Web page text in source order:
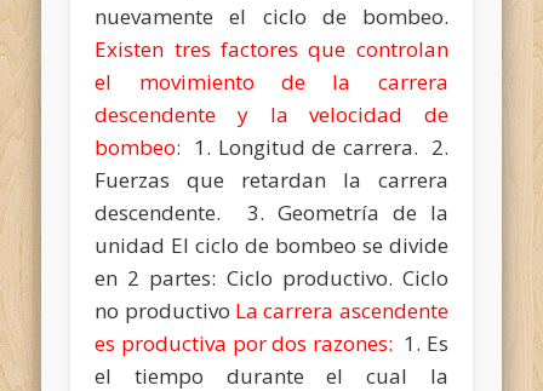
nuevamente el ciclo de bombeo.
Existen tres factores que controlan
el movimiento de la carrera
descendente y la velocidad de
bombeo: 1. Longitud de carrera. 2.
Fuerzas que retardan la carrera
descendente. 3. Geometría de la
unidad El ciclo de bombeo se divide
en 2 partes: Ciclo productivo. Ciclo
no productivo La carrera ascendente
es productiva por dos razones: 1. Es
el tiempo durante el cual la